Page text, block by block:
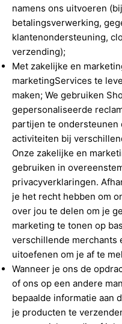
namens ons uitvoeren
betalingsverwerking,
klantenondersteuning,
verzending);
Met zakelijke en
marketingServices te
maken; We gebruiken
gepersonaliseerde
partijen te ondersteunen
activiteiten bij
Onze zakelijke en
gebruiken in
privacyverklaringen.
je het recht hebben om
over jou te delen om je
marketing te tonen op
verschillende merchants
uitoefenen om je af te
Wanneer je ons de
of ons op een andere
bepaalde informatie aan
je producten te